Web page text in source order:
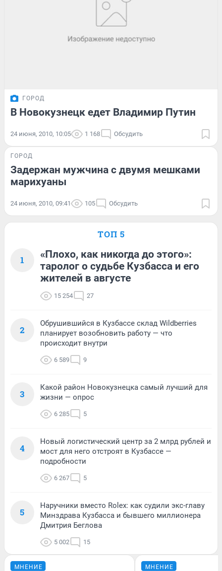
ГОРОД
В Новокузнецк едет Владимир Путин
24 июня, 2010, 10:05 1 168 Обсудить
ГОРОД
Задержан мужчина с двумя мешками
марихуаны
24 июня, 2010, 09:41 105 Обсудить
ТОП 5
1
«Плохо, как никогда до этого»:
таролог о судьбе Кузбасса и его
жителей в августе
15 254 27
2
Обрушившийся в Кузбассе склад Wildberries
планирует возобновить работу — что
происходит внутри
6 589 9
3
Какой район Новокузнецка самый лучший для
жизни — опрос
6 285 5
4
Новый логистический центр за 2 млрд рублей и
мост для него отстроят в Кузбассе —
подробности
6 267 5
5
Наручники вместо Rolex: как судили экс-главу
Минздрава Кузбасса и бывшего миллионера
Дмитрия Беглова
5 002 15
МНЕНИЕ МНЕНИЕ